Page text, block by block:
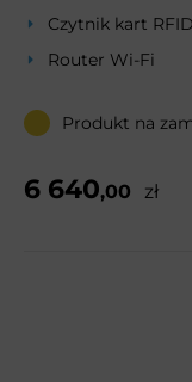
Czytnik kart RFID
Router Wi-Fi
Produkt na
6 640,00 zł